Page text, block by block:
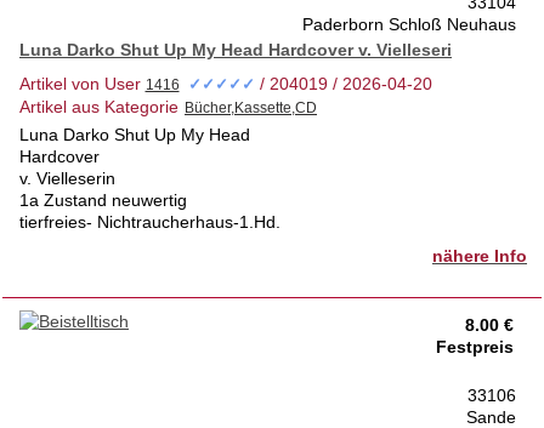
Paderborn Schloß Neuhaus
Luna Darko Shut Up My Head Hardcover v. Vielleseri
Artikel von User
✓✓✓✓✓ / 204019 / 2026-04-20
Artikel aus Kategorie
Luna Darko Shut Up My Head
Hardcover
v. Vielleserin
1a Zustand neuwertig
tierfreies- Nichtraucherhaus-1.Hd.
nähere Info
8.00 €
Festpreis
33106
Sande